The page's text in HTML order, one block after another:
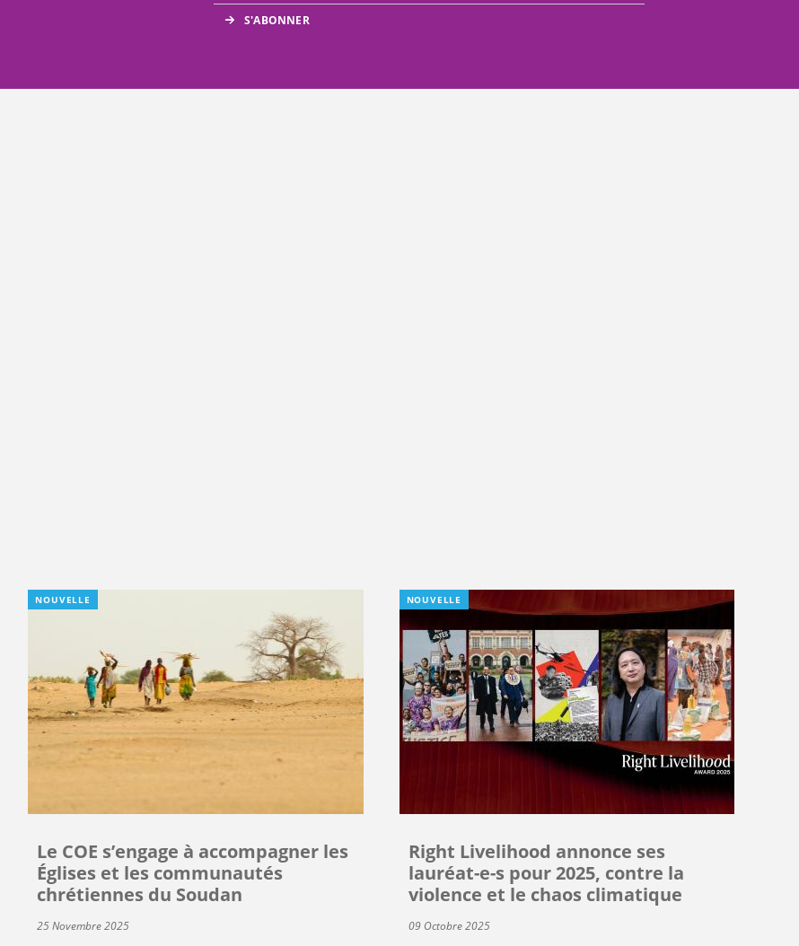
NOUVELLE
Le COE s’engage à accompagner les
Églises et les communautés
chrétiennes du Soudan
25 Novembre 2025
NOUVELLE
Right Livelihood annonce ses
lauréat-e-s pour 2025, contre la
violence et le chaos climatique
09 Octobre 2025